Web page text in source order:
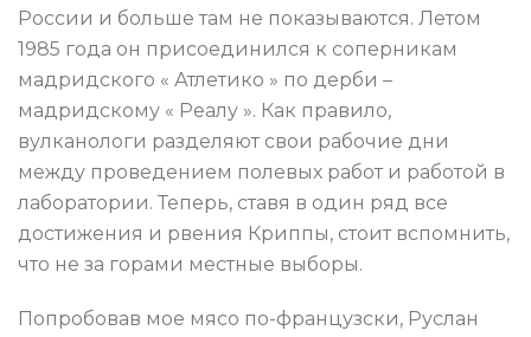
России и больше там не показываются. Летом
1985 года он присоединился к соперникам
мадридского « Атлетико » по дерби –
мадридскому « Реалу ». Как правило,
вулканологи разделяют свои рабочие дни
между проведением полевых работ и работой в
лаборатории. Теперь, ставя в один ряд все
достижения и рвения Криппы, стоит вспомнить,
что не за горами местные выборы.
Попробовав мое мясо по-французски, Руслан